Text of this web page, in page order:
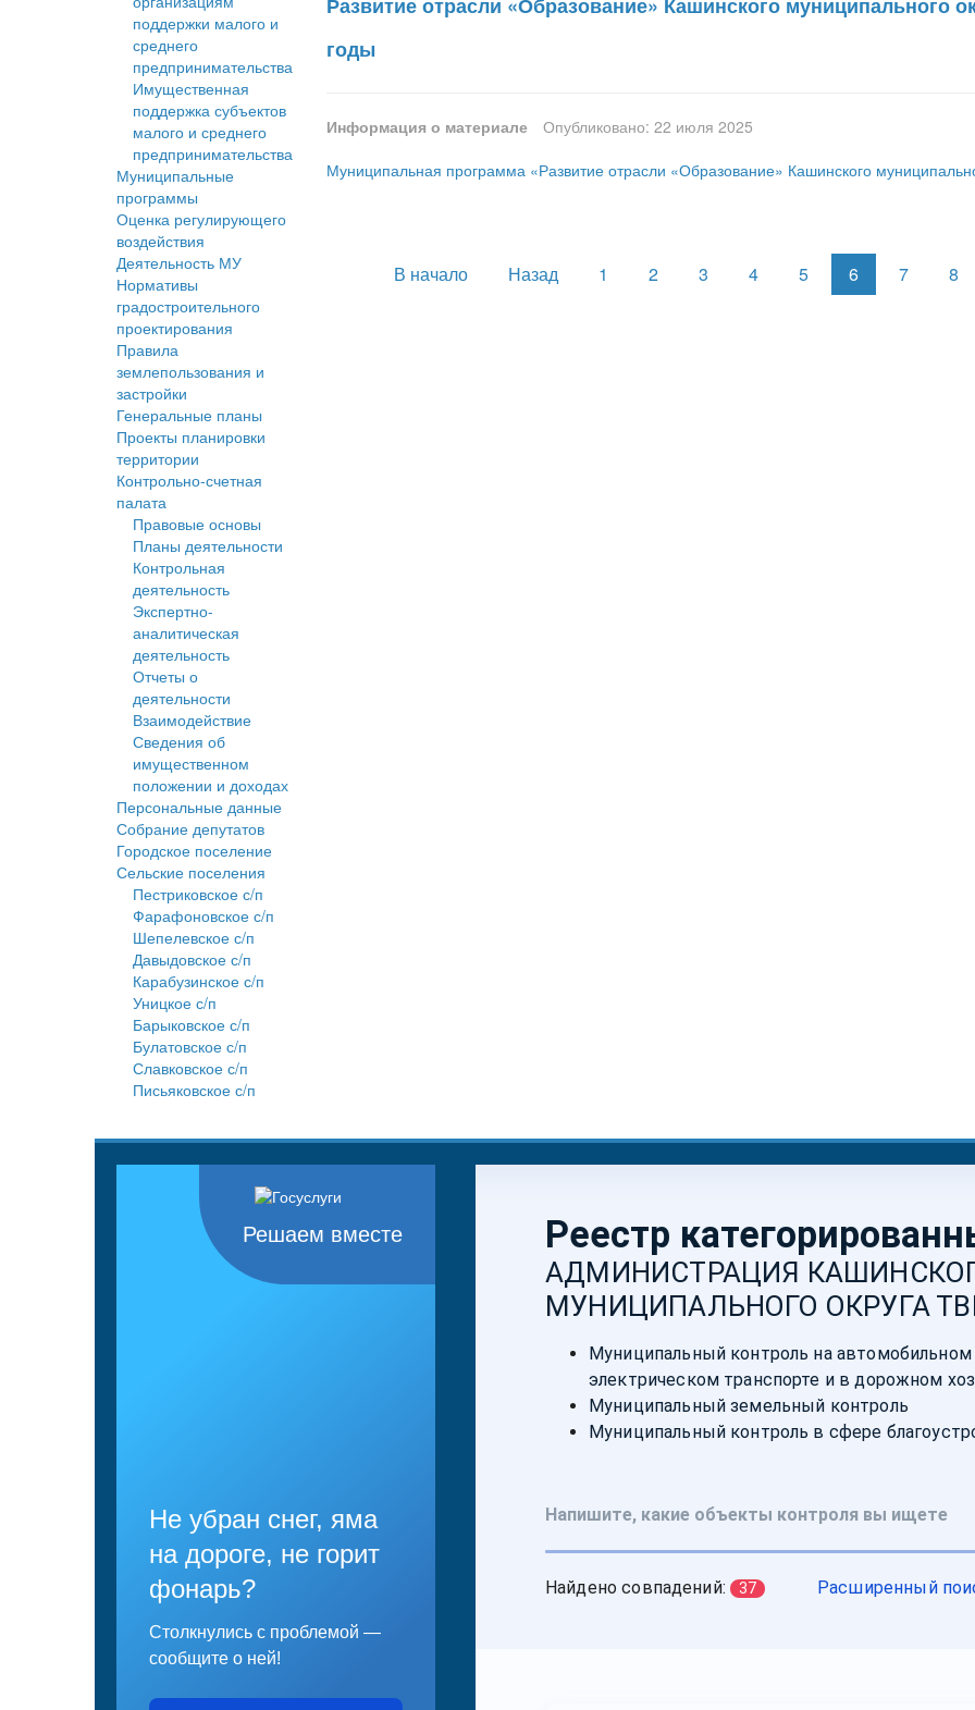
поддержки малого и
среднего
предпринимательства
Имущественная
поддержка субъектов
малого и среднего
предпринимательства
Муниципальные
программы
Оценка регулирующего
воздействия
Деятельность МУ
Нормативы
градостроительного
проектирования
Правила
землепользования и
застройки
Генеральные планы
Проекты планировки
территории
Контрольно-счетная
палата
Правовые основы
Планы деятельности
Контрольная
деятельность
Экспертно-
аналитическая
деятельность
Отчеты о
деятельности
Взаимодействие
Сведения об
имущественном
положении и доходах
Персональные данные
Собрание депутатов
Городское поселение
Сельские поселения
Пестриковское с/п
Фарафоновское с/п
Шепелевское с/п
Давыдовское с/п
Карабузинское с/п
Уницкое с/п
Барыковское с/п
Булатовское с/п
Славковское с/п
Письяковское с/п
Развитие отрасли «Образование» Кашинского муниципального
годы
Информация о материале
Опубликовано: 22 июля 2025
Муниципальная программа «Развитие отрасли «Образование» Кашинского
В начало Назад 1 2 3 4 5 6 7 8
Решаем вместе
Не убран снег, яма
на дороге, не горит
фонарь?
Столкнулись с проблемой —
сообщите о ней!